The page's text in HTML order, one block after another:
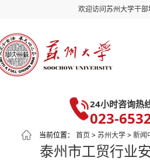
欢迎访问苏州大学干部
24小时咨询热
023-
当前位置： 首页>苏州大学>新闻
泰州市工贸行业